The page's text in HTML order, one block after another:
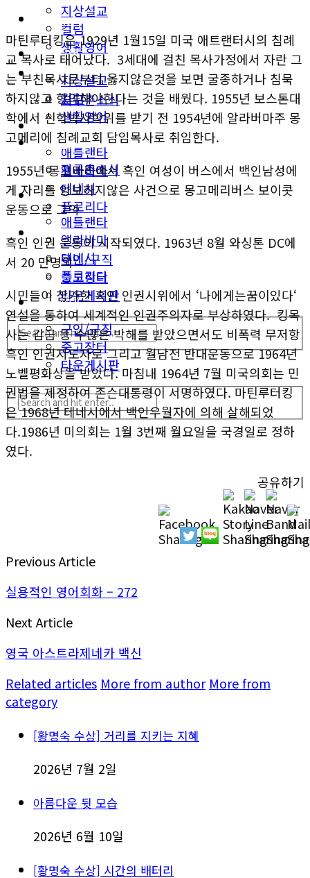
지상설교
컬럼
생활영어
미국뉴스
지구촌소식
동남부
애틀랜타
앨라바마
테네시
플로리다
생활안내
구인/구직
중고장터
타운게시판
이민뉴스
오피니언
지상설교
컬럼
생활영어
미국뉴스
지구촌소식
동남부
애틀랜타
앨라바마
테네시
플로리다
생활안내
구인/구직
중고장터
타운게시판
마틴루터킹은 1929년 1월15일 미국 애트랜터시의 침례
교 목사로 태어났다. 3세대에 걸친 목사가정에서 자란 그
는 부친목사로부터 옳지않은것을 보면 굴종하거나 침묵
하지않고 항의해야한다는 것을 배웠다. 1955년 보스톤대
학에서 신학박사학위를 받기 전 1954년에 알라버마주 몽
고메리에 침례교회 담임목사로 취임한다.
1955년 몽고메리에서 흑인 여성이 버스에서 백인남성에
게 자리를 양보하지않은 사건으로 몽고메리버스 보이콧
운동으로 그의
흑인 인권 운동이 시작되였다. 1963년 8월 와싱톤 DC에
서 20 만명의
시민들이 참가한 흑인 인권시위에서 ‘나에게는꿈이있다‘
연설을 통하여 세계적인 인권주의자로 부상하였다. 킹목
사는 감금 등 수많은 박해를 받았으면서도 비폭력 무저항
흑인 인권지도자로 그리고 월남전 반대운동으로 1964년
노벨평화상을 받았다. 마침내 1964년 7월 미국의회는 민
권법을 제정하여 존슨대통령이 서명하였다. 마틴루터킹
은 1968년 테네시에서 백인우월자에 의해 살해되었
다.1986년 미의회는 1월 3번째 월요일을 국경일로 정하
였다.
공유하기
Previous Article
실용적인 영어회화 – 272
Next Article
영국 아스트라제네카 백신
Related articles More from author More from
category
[황명숙 수상] 거리를 지키는 지혜
2026년 7월 2일
아름다운 뒷 모습
2026년 6월 10일
[황명숙 수상] 시간의 배터리